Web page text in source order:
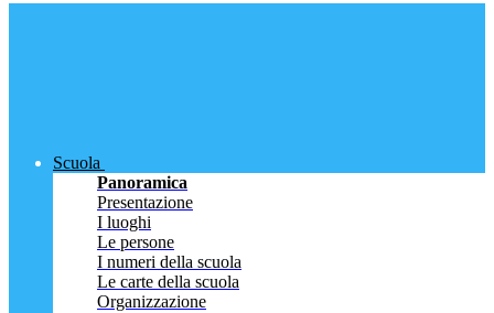
Scuola
Panoramica
Presentazione
I luoghi
Le persone
I numeri della scuola
Le carte della scuola
Organizzazione